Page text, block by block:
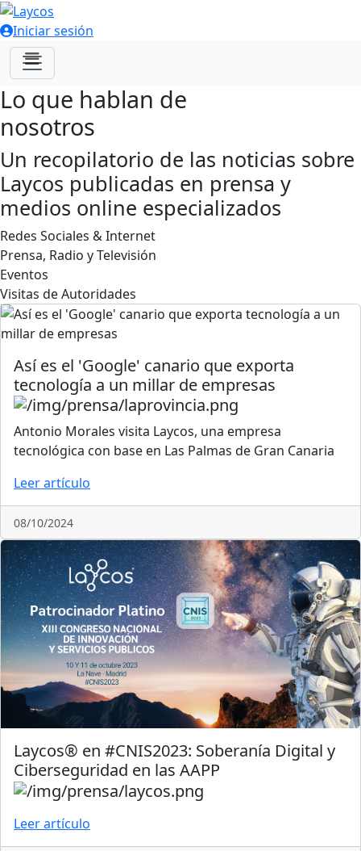
Iniciar sesión
Lo que hablan de
nosotros
Un recopilatorio de las noticias sobre
Laycos publicadas en prensa y
medios online especializados
Redes Sociales & Internet
Prensa, Radio y Televisión
Eventos
Visitas de Autoridades
Así es el 'Google' canario que exporta
tecnología a un millar de empresas
Antonio Morales visita Laycos, una empresa
tecnológica con base en Las Palmas de Gran Canaria
Leer artículo
08/10/2024
Laycos® en #CNIS2023: Soberanía Digital y
Ciberseguridad en las AAPP
Leer artículo